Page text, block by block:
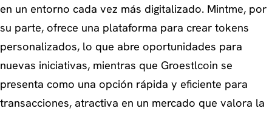
en un entorno cada vez más digitalizado. Mintme, por
su parte, ofrece una plataforma para crear tokens
personalizados, lo que abre oportunidades para
nuevas iniciativas, mientras que Groestlcoin se
presenta como una opción rápida y eficiente para
transacciones, atractiva en un mercado que valora la